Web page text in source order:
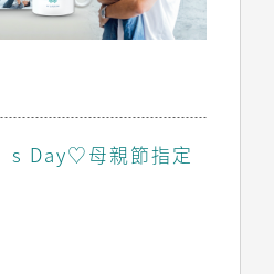
Day♡母親節指定